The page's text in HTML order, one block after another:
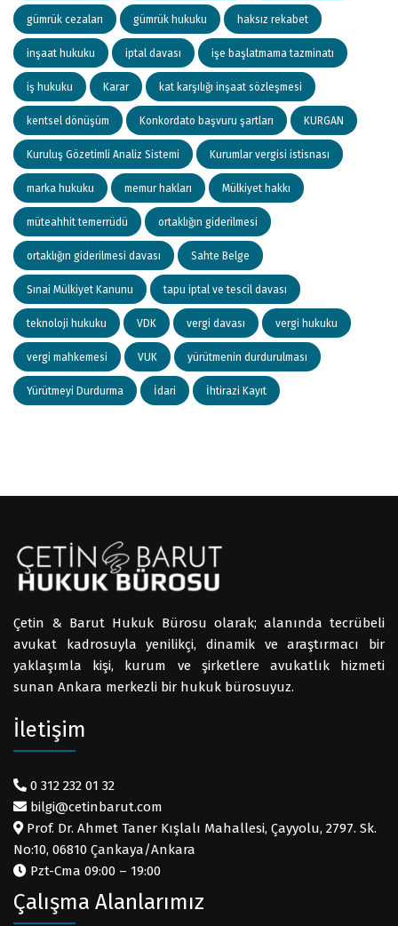
gümrük cezaları gümrük hukuku haksız rekabet
inşaat hukuku iptal davası işe başlatmama tazminatı
iş hukuku Karar kat karşılığı inşaat sözleşmesi
kentsel dönüşüm Konkordato başvuru şartları KURGAN
Kuruluş Gözetimli Analiz Sistemi Kurumlar vergisi istisnası
marka hukuku memur hakları Mülkiyet hakkı
müteahhit temerrüdü ortaklığın giderilmesi
ortaklığın giderilmesi davası Sahte Belge
Sınai Mülkiyet Kanunu tapu iptal ve tescil davası
teknoloji hukuku VDK vergi davası vergi hukuku
vergi mahkemesi VUK yürütmenin durdurulması
Yürütmeyi Durdurma İdari İhtirazi Kayıt
Çetin & Barut Hukuk Bürosu olarak; alanında tecrübeli
avukat kadrosuyla yenilikçi, dinamik ve araştırmacı bir
yaklaşımla kişi, kurum ve şirketlere avukatlık hizmeti
sunan Ankara merkezli bir hukuk bürosuyuz.
İletişim
0 312 232 01 32
bilgi@cetinbarut.com
Prof. Dr. Ahmet Taner Kışlalı Mahallesi, Çayyolu, 2797. Sk.
No:10, 06810 Çankaya/Ankara
Pzt-Cma 09:00 – 19:00
Çalışma Alanlarımız